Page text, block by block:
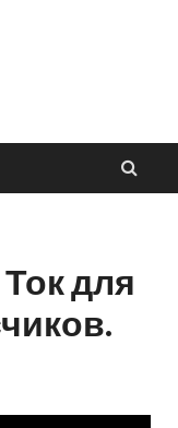
для